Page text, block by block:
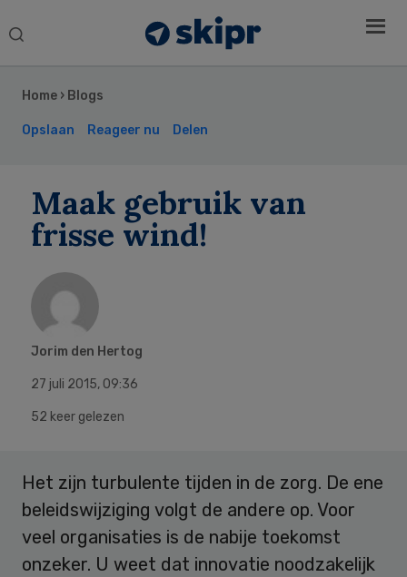
Search
Home › Blogs
Opslaan Reageer nu Delen
Maak gebruik van
frisse wind!
Jorim den Hertog
27 juli 2015, 09:36
52 keer gelezen
Het zijn turbulente tijden in de zorg. De ene
beleidswijziging volgt de andere op. Voor
veel organisaties is de nabije toekomst
onzeker. U weet dat innovatie noodzakelijk
Sidebar